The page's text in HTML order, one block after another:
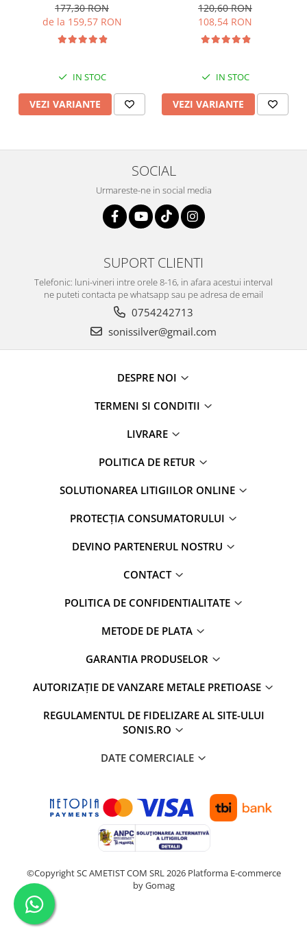
177,30 RON
de la 159,57 RON
IN STOC
VEZI VARIANTE
120,60 RON
108,54 RON
IN STOC
VEZI VARIANTE
SOCIAL
Urmareste-ne in social media
SUPORT CLIENTI
Telefonic: luni-vineri intre orele 8-16, in afara acestui interval
ne puteti contacta pe whatsapp sau pe adresa de email
0754242713
sonissilver@gmail.com
DESPRE NOI
TERMENI SI CONDITII
LIVRARE
POLITICA DE RETUR
SOLUTIONAREA LITIGIILOR ONLINE
PROTECȚIA CONSUMATORULUI
DEVINO PARTENERUL NOSTRU
CONTACT
POLITICA DE CONFIDENTIALITATE
METODE DE PLATA
GARANTIA PRODUSELOR
AUTORIZAȚIE DE VANZARE METALE PRETIOASE
REGULAMENTUL DE FIDELIZARE AL SITE-ULUI
SONIS.RO
DATE COMERCIALE
©Copyright SC AMETIST COM SRL 2026 Platforma E-commerce
by Gomag